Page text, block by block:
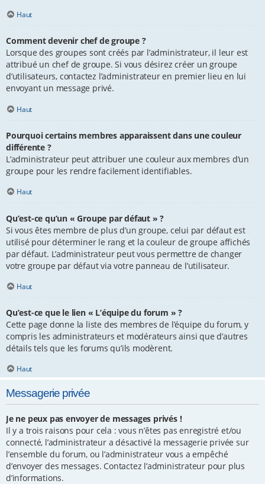
Haut
Comment devenir chef de groupe ?
Lorsque des groupes sont créés par l’administrateur, il leur est
attribué un chef de groupe. Si vous désirez créer un groupe
d’utilisateurs, contactez l’administrateur en premier lieu en lui
envoyant un message privé.
Haut
Pourquoi certains membres apparaissent dans une couleur
différente ?
L’administrateur peut attribuer une couleur aux membres d’un
groupe pour les rendre facilement identifiables.
Haut
Qu’est-ce qu’un « Groupe par défaut » ?
Si vous êtes membre de plus d’un groupe, celui par défaut est
utilisé pour déterminer le rang et la couleur de groupe affichés
par défaut. L’administrateur peut vous permettre de changer
votre groupe par défaut via votre panneau de l’utilisateur.
Haut
Qu’est-ce que le lien « L’équipe du forum » ?
Cette page donne la liste des membres de l’équipe du forum, y
compris les administrateurs et modérateurs ainsi que d’autres
détails tels que les forums qu’ils modèrent.
Haut
Messagerie privée
Je ne peux pas envoyer de messages privés !
Il y a trois raisons pour cela : vous n’êtes pas enregistré et/ou
connecté, l’administrateur a désactivé la messagerie privée sur
l’ensemble du forum, ou l’administrateur vous a empêché
d’envoyer des messages. Contactez l’administrateur pour plus
d’informations.